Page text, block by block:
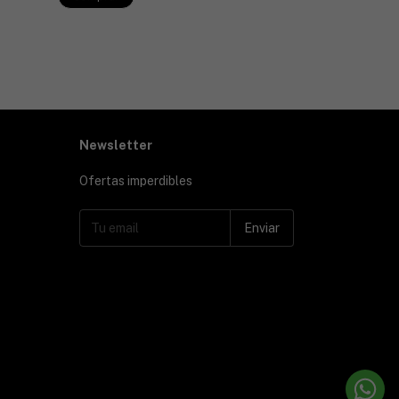
Newsletter
Ofertas imperdibles